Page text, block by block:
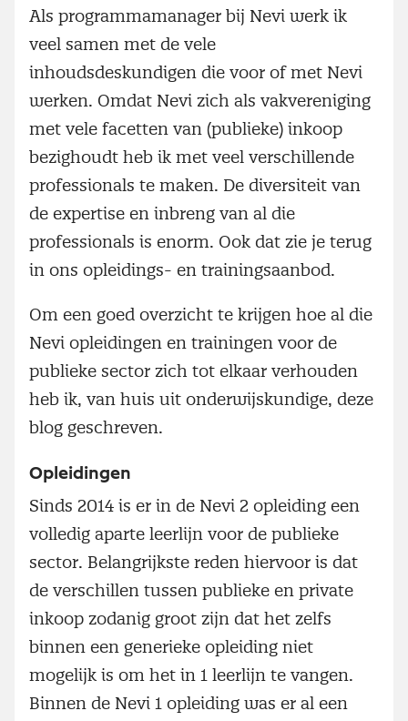
Als programmamanager bij Nevi werk ik
veel samen met de vele
inhoudsdeskundigen die voor of met Nevi
werken. Omdat Nevi zich als vakvereniging
met vele facetten van (publieke) inkoop
bezighoudt heb ik met veel verschillende
professionals te maken. De diversiteit van
de expertise en inbreng van al die
professionals is enorm. Ook dat zie je terug
in ons opleidings- en trainingsaanbod.
Om een goed overzicht te krijgen hoe al die
Nevi opleidingen en trainingen voor de
publieke sector zich tot elkaar verhouden
heb ik, van huis uit onderwijskundige, deze
blog geschreven.
Opleidingen
Sinds 2014 is er in de Nevi 2 opleiding een
volledig aparte leerlijn voor de publieke
sector. Belangrijkste reden hiervoor is dat
de verschillen tussen publieke en private
inkoop zodanig groot zijn dat het zelfs
binnen een generieke opleiding niet
mogelijk is om het in 1 leerlijn te vangen.
Binnen de Nevi 1 opleiding was er al een